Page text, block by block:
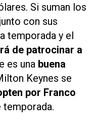
Si suman los
junto con sus
temporada y el
de patrocinar a
es una buena
Keynes se
por Franco
temporada.